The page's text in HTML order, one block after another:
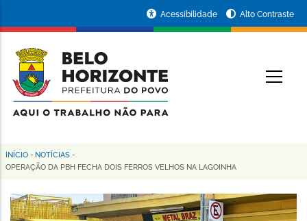
conteúdo
principal
da
Prefeitura
de
Horizonte
Acessibilidade Alto Contraste
Trilha
navegação
INÍCIO - NOTÍCIAS -
OPERAÇÃO DA PBH FECHA DOIS FERROS VELHOS NA LAGOINHA